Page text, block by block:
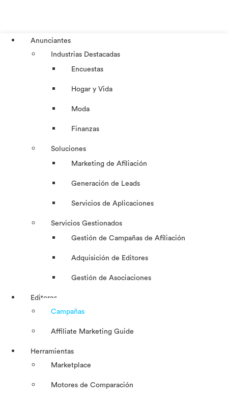
Anunciantes
Industrias Destacadas
Encuestas
Hogar y Vida
Moda
Finanzas
Soluciones
Marketing de Afiliación
Generación de Leads
Servicios de Aplicaciones
Servicios Gestionados
Gestión de Campañas de Afiliación
Adquisición de Editores
Gestión de Asociaciones
Editores
Campañas
Affiliate Marketing Guide
Herramientas
Marketplace
Motores de Comparación